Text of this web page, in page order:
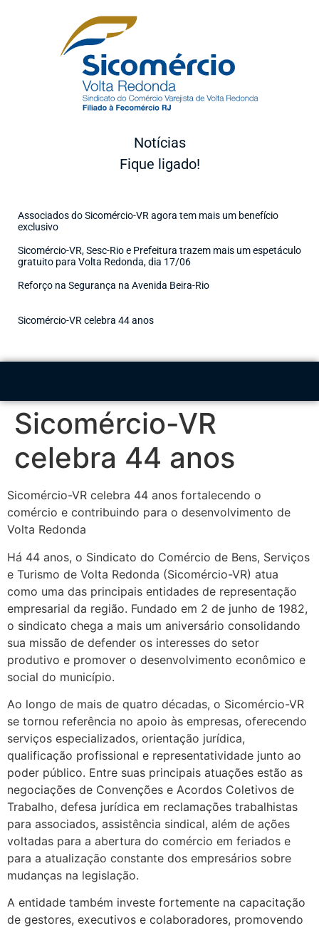
Notícias
Fique ligado!
Associados do Sicomércio-VR agora tem mais um benefício
exclusivo
Sicomércio-VR, Sesc-Rio e Prefeitura trazem mais um espetáculo
gratuito para Volta Redonda, dia 17/06
Reforço na Segurança na Avenida Beira-Rio
Sicomércio-VR celebra 44 anos
Sicomércio-VR
celebra 44 anos
Sicomércio-VR celebra 44 anos fortalecendo o
comércio e contribuindo para o desenvolvimento de
Volta Redonda
Há 44 anos, o Sindicato do Comércio de Bens, Serviços
e Turismo de Volta Redonda (Sicomércio-VR) atua
como uma das principais entidades de representação
empresarial da região. Fundado em 2 de junho de 1982,
o sindicato chega a mais um aniversário consolidando
sua missão de defender os interesses do setor
produtivo e promover o desenvolvimento econômico e
social do município.
Ao longo de mais de quatro décadas, o Sicomércio-VR
se tornou referência no apoio às empresas, oferecendo
serviços especializados, orientação jurídica,
qualificação profissional e representatividade junto ao
poder público. Entre suas principais atuações estão as
negociações de Convenções e Acordos Coletivos de
Trabalho, defesa jurídica em reclamações trabalhistas
para associados, assistência sindical, além de ações
voltadas para a abertura do comércio em feriados e
para a atualização constante dos empresários sobre
mudanças na legislação.
A entidade também investe fortemente na capacitação
de gestores, executivos e colaboradores, promovendo